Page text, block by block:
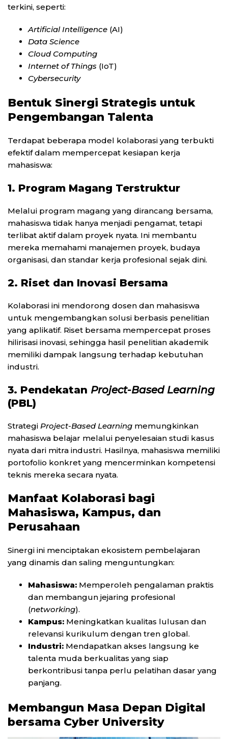
terkini, seperti:
Artificial Intelligence (AI)
Data Science
Cloud Computing
Internet of Things (IoT)
Cybersecurity
Bentuk Sinergi Strategis untuk
Pengembangan Talenta
Terdapat beberapa model kolaborasi yang terbukti
efektif dalam mempercepat kesiapan kerja
mahasiswa:
1. Program Magang Terstruktur
Melalui program magang yang dirancang bersama,
mahasiswa tidak hanya menjadi pengamat, tetapi
terlibat aktif dalam proyek nyata. Ini membantu
mereka memahami manajemen proyek, budaya
organisasi, dan standar kerja profesional sejak dini.
2. Riset dan Inovasi Bersama
Kolaborasi ini mendorong dosen dan mahasiswa
untuk mengembangkan solusi berbasis penelitian
yang aplikatif. Riset bersama mempercepat proses
hilirisasi inovasi, sehingga hasil penelitian akademik
memiliki dampak langsung terhadap kebutuhan
industri.
3. Pendekatan Project-Based Learning
(PBL)
Strategi Project-Based Learning memungkinkan
mahasiswa belajar melalui penyelesaian studi kasus
nyata dari mitra industri. Hasilnya, mahasiswa memiliki
portofolio konkret yang mencerminkan kompetensi
teknis mereka secara nyata.
Manfaat Kolaborasi bagi
Mahasiswa, Kampus, dan
Perusahaan
Sinergi ini menciptakan ekosistem pembelajaran
yang dinamis dan saling menguntungkan:
Mahasiswa: Memperoleh pengalaman praktis
dan membangun jejaring profesional
(networking).
Kampus: Meningkatkan kualitas lulusan dan
relevansi kurikulum dengan tren global.
Industri: Mendapatkan akses langsung ke
talenta muda berkualitas yang siap
berkontribusi tanpa perlu pelatihan dasar yang
panjang.
Membangun Masa Depan Digital
bersama Cyber University